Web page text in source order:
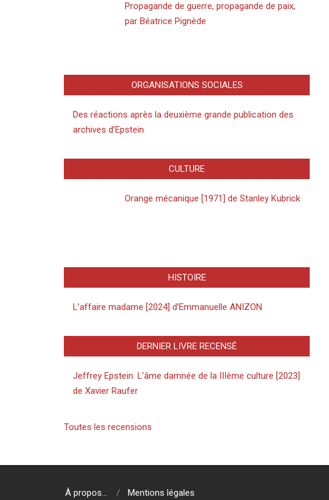
Propagande de guerre, propagande de paix,
par Béatrice Pignède
ORGANISATIONS SOCIALES
Des réactions après la deuxième grande publication des
archives d’Epstein
CULTURE
Orange mécanique [1971] de Stanley Kubrick
HISTOIRE
L’affaire madame [2024] d’Emmanuelle ANIZON
DERNIER LIVRE RECENSÉ
Jeffrey Epstein. L’âme damnée de la IIIème culture [2023]
de Xavier Raufer
Toutes les recensions
À propos… Mentions légales